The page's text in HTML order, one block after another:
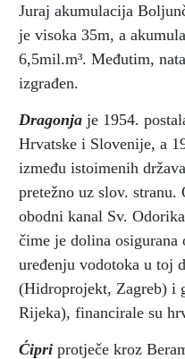
Juraj akumulacija
je visoka 35m, a
6,5mil.m³. Međutim,
izgrađen.
Dragonja je 1954.
Hrvatske i Slovenije, a
između istoimenih
pretežno uz slov.
obodni kanal Sv.
čime je dolina osigurana
uređenju vodotoka u toj
(Hidroprojekt, Zagreb) i
Rijeka), financirale su
Ćipri protječe kroz